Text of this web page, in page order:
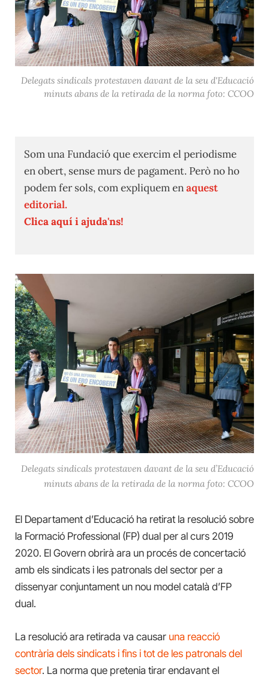
Delegats sindicals protestaven davant de la seu d'Educació
minuts abans de la retirada de la norma foto: CCOO
Som una Fundació que exercim el periodisme
en obert, sense murs de pagament. Però no ho
podem fer sols, com expliquem enaquest
editorial.
Clica aquí i ajuda'ns!
Delegats sindicals protestaven davant de la seu d’Educació
minuts abans de la retirada de la norma foto: CCOO
El Departament d’Educació ha retirat la resolució sobre
la Formació Professional (FP) dual per al curs 2019
2020. El Govern obrirà ara un procés de concertació
amb els sindicats i les patronals del sector per a
dissenyar conjuntament un nou model català d’FP
dual.
La resolució ara retirada va causar una reacció
contrària dels sindicats i fins i tot de les patronals del
sector. La norma que pretenia tirar endavant el